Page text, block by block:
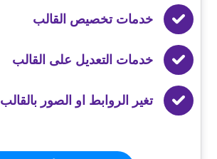
خدمات تخصيص القالب
خدمات التعديل على القالب
تغير الروابط او الصور بالقالب